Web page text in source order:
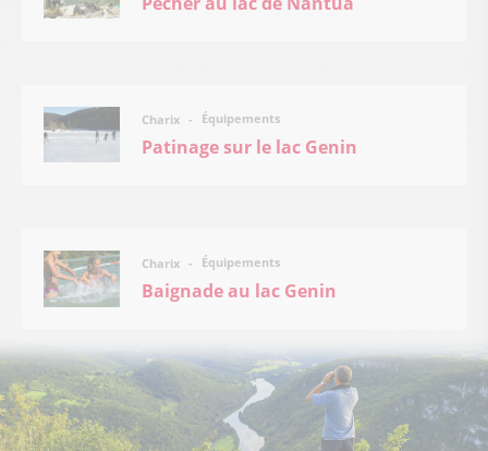
Charix Équipements
Patinage sur le lac Genin
Charix Équipements
Baignade au lac Genin